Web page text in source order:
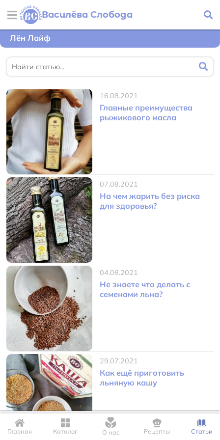
Василёва Слобода
Лён Лайф
16.08.2021
Главные преимущества
рыжикового масла
07.08.2021
На чем жарить без риска
для здоровья?
04.08.2021
Не знаете что делать с
семенами льна?
29.07.2021
Как ещё приготовить
льняную кашу
Главная Каталог О нас Рецепты Статьи
Для корректной работы сайта мы используем файлы Cookie. Это
позволяет нам запомнить Ваши настройки и предпочтения.